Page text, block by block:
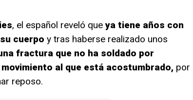
, el español reveló queya tiene años con
cuerpo y tras haberse realizado unos
fractura que no ha soldado por
al que está acostumbrado, por
reposo.